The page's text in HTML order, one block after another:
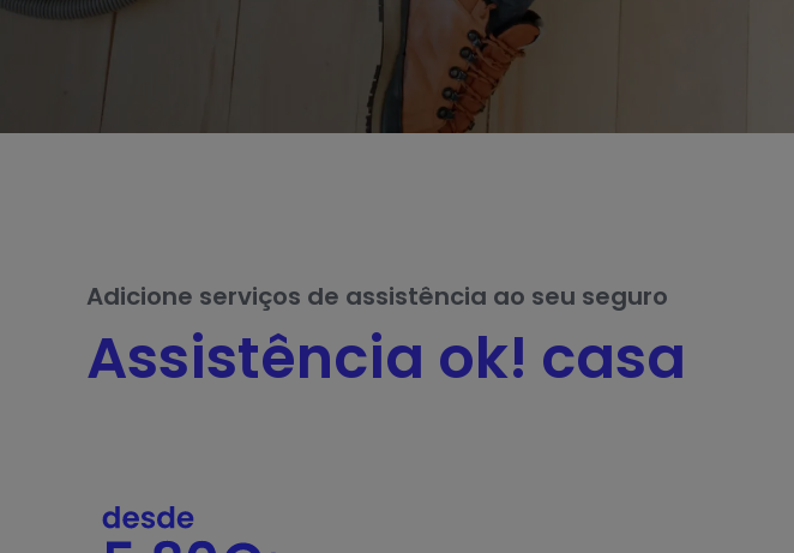
Adicione serviços de assistência ao seu seguro
Assistência ok! casa